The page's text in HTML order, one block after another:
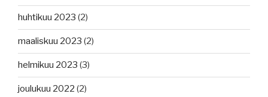
huhtikuu 2023 (2)
maaliskuu 2023 (2)
helmikuu 2023 (3)
joulukuu 2022 (2)